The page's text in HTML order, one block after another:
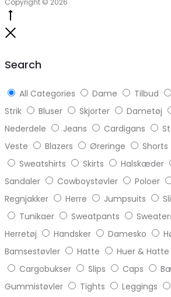
Search
All Categories Dame Tilbud
Strik
Bluser Skjorter Dametøj
Nederdele
Jeans Cardigans
Veste
Blazers Øreringe Shorts
Sweatshirts
Skirts Halskæder
Sandaler
Cowboystøvler Poloer
Regnjakker
Herre Jumpsuits
Tunikaer
Sweatpants
Herretøj
Handsker Damesko
Bamsestøvler
Hatte Huer & Hatte
Cargobukser
Slips Caps
Gummistøvler
Tights Leggings